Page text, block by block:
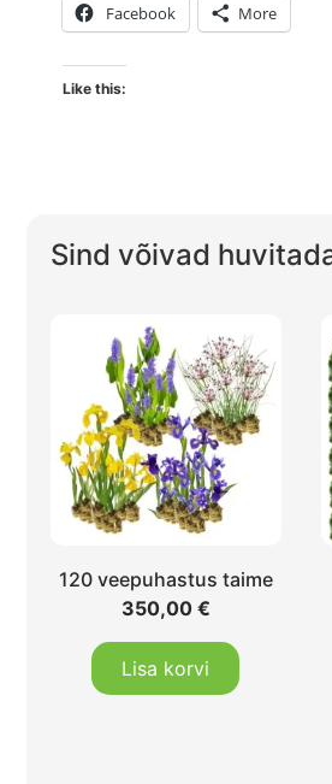
Facebook More
Like this:
Sind võivad
120 veepuhastus taime
350,00 €
Lisa korvi